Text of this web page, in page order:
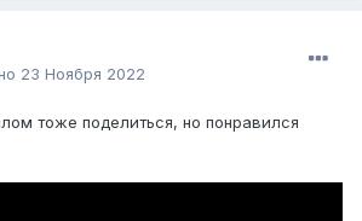
23 Ноября 2022
тоже поделиться, но понравился